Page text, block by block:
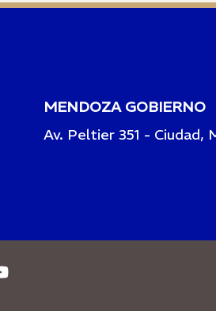
MENDOZA GOBIERNO
Av. Peltier 351 - Ciudad,